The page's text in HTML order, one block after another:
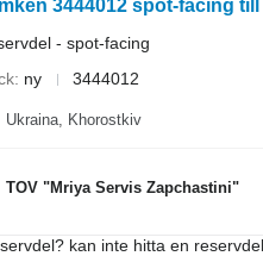
3444012 spot-facing
- spot-facing
ny 3444012
Ukraina, Khorostkiv
TOV "Mriya Servis Zapchastini"
kan inte hitta en